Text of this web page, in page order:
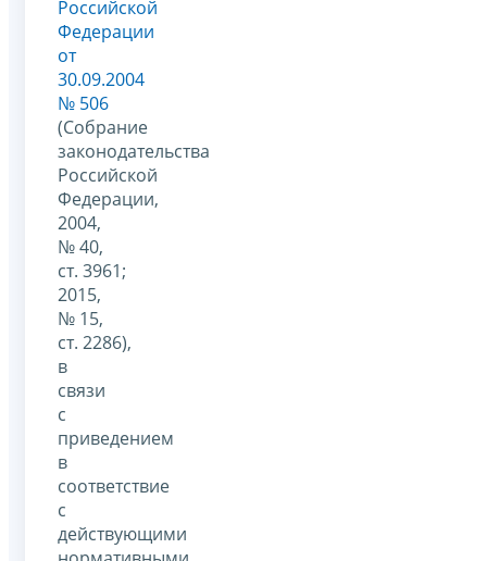
Российской
Федерации
от
30.09.2004
№ 506
(Собрание
законодательства
Российской
Федерации,
2004,
№ 40,
ст. 3961;
2015,
№ 15,
ст. 2286),
в
связи
с
приведением
в
соответствие
с
действующими